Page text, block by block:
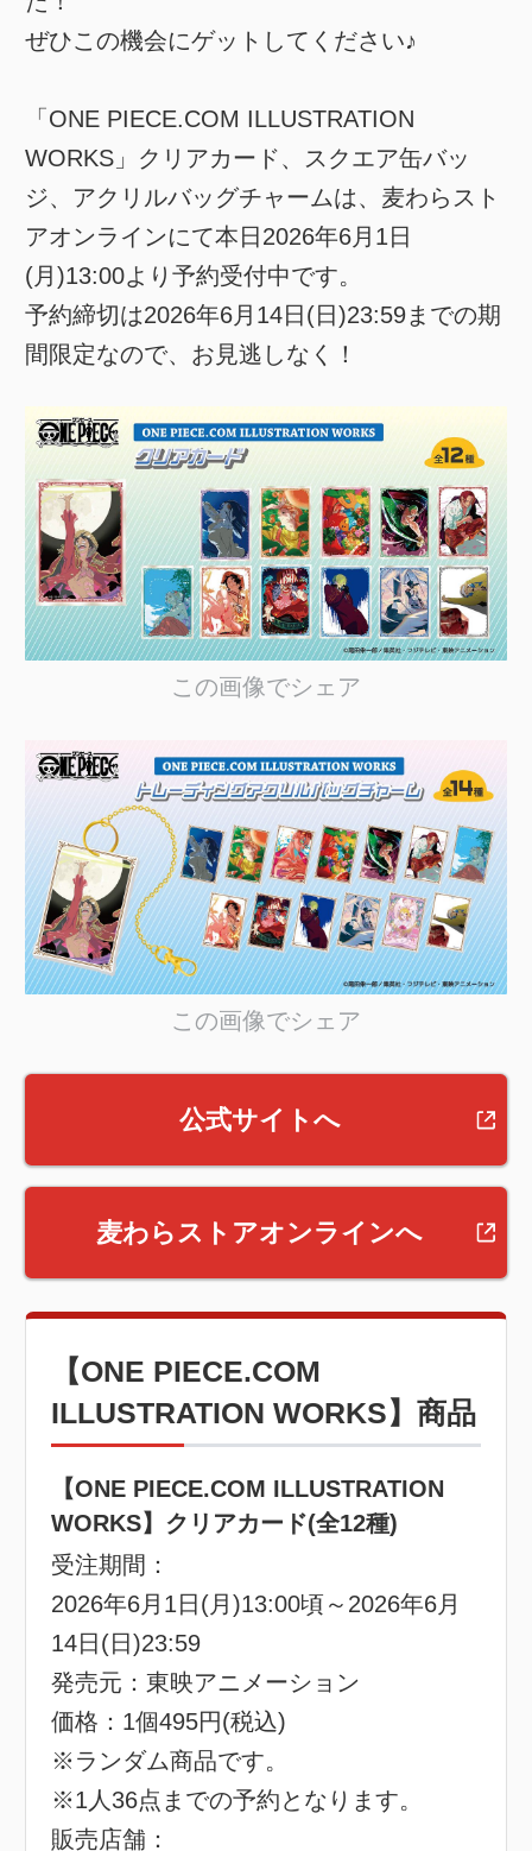
ぜひこの機会にゲットしてください♪
「ONE PIECE.COM ILLUSTRATION
WORKS」クリアカード、スクエア缶バッ
ジ、アクリルバッグチャームは、麦わらスト
アオンラインにて本日2026年6月1日
(月)13:00より予約受付中です。
予約締切は2026年6月14日(日)23:59までの期
間限定なので、お見逃しなく！
この画像でシェア
この画像でシェア
公式サイトへ
麦わらストアオンラインへ
【ONE PIECE.COM
ILLUSTRATION WORKS】商品
【ONE PIECE.COM ILLUSTRATION
WORKS】クリアカード(全12種)
受注期間：
2026年6月1日(月)13:00頃～2026年6月
14日(日)23:59
発売元：東映アニメーション
価格：1個495円(税込)
※ランダム商品です。
※1人36点までの予約となります。
販売店舗：